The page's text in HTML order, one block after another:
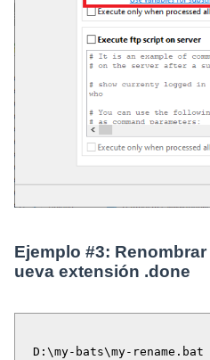
Ejemplo #3:
ueva extensión .done
D:\my-bats\my-rename.bat